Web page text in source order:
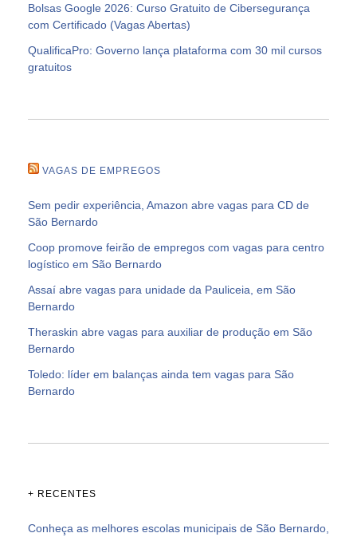
Bolsas Google 2026: Curso Gratuito de Cibersegurança
com Certificado (Vagas Abertas)
QualificaPro: Governo lança plataforma com 30 mil cursos
gratuitos
VAGAS DE EMPREGOS
Sem pedir experiência, Amazon abre vagas para CD de
São Bernardo
Coop promove feirão de empregos com vagas para centro
logístico em São Bernardo
Assaí abre vagas para unidade da Pauliceia, em São
Bernardo
Theraskin abre vagas para auxiliar de produção em São
Bernardo
Toledo: líder em balanças ainda tem vagas para São
Bernardo
+ RECENTES
Conheça as melhores escolas municipais de São Bernardo,